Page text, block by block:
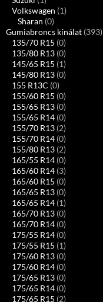
Volkswagen (1)
Sharan (0)
Gumiabroncs kínálat (393)
135/70 R15 (0)
135/80 R13 (0)
145/65 R15 (1)
145/80 R13 (0)
155 R13C (0)
155/60 R15 (0)
155/65 R13 (0)
155/65 R14 (0)
155/70 R13 (2)
155/70 R14 (0)
155/80 R13 (2)
165/55 R14 (0)
165/60 R14 (3)
165/60 R15 (0)
165/65 R13 (0)
165/65 R14 (1)
165/70 R13 (0)
165/70 R14 (0)
175/55 R14 (0)
175/55 R15 (1)
175/60 R13 (0)
175/60 R14 (0)
175/65 R13 (0)
175/65 R14 (0)
175/65 R15 (2)